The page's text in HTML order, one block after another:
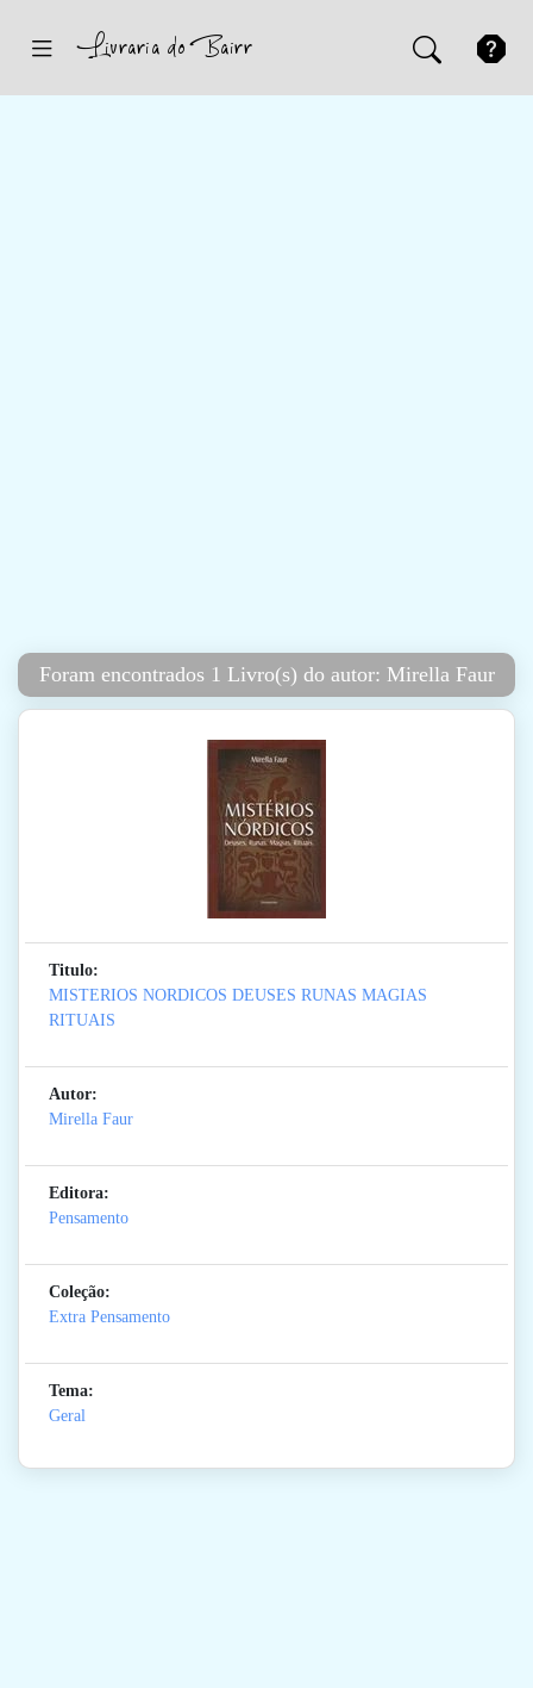
Foram encontrados 1 Livro(s) do autor: Mirella Faur
Titulo:
MISTERIOS NORDICOS DEUSES RUNAS MAGIAS
RITUAIS
Autor:
Mirella Faur
Editora:
Pensamento
Coleção:
Extra Pensamento
Tema:
Geral